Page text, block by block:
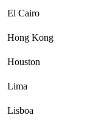
El Cairo
Hong Kong
Houston
Lima
Lisboa